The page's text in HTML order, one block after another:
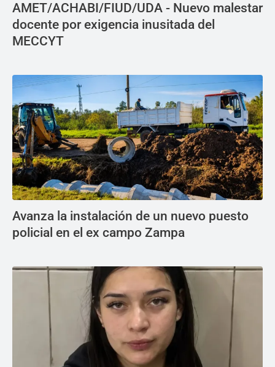
AMET/ACHABI/FIUD/UDA - Nuevo malestar
docente por exigencia inusitada del
MECCYT
Avanza la instalación de un nuevo puesto
policial en el ex campo Zampa